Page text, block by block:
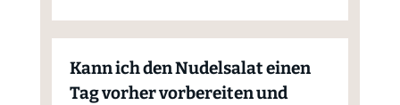
Kann ich den Nudelsalat einen
Tag vorher vorbereiten und